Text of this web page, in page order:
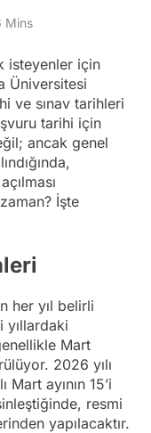
Mins
isteyenler için
Üniversitesi
ve sınav tarihleri
tarihi için
ancak genel
İşte
her yıl belirli
Mart
2026 yılı
ayının 15’i
resmi
yapılacaktır.